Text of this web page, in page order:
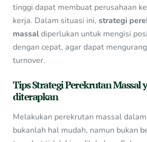
tinggi dapat membuat perusahaan
kerja. Dalam situasi ini,strategi
massaldiperlukan untuk mengisi
dengan cepat, agar dapat
turnover.
Tips Strategi Perekrutan Massal
diterapkan
Melakukan perekrutan massal
bukanlah hal mudah, namun bukan